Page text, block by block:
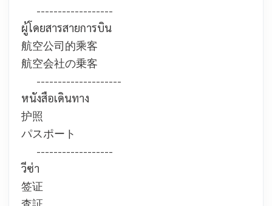
------------------
ผู้โดยสารสายการบิน
航空公司的乘客
航空会社の乗客
--------------------
หนังสือเดินทาง
护照
パスポート
------------------
วีซ่า
签证